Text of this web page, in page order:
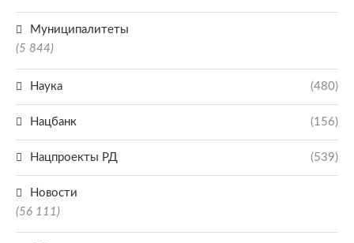
Муниципалитеты
(5 844)
Наука (480)
Нацбанк (156)
Нацпроекты РД (539)
Новости
(56 111)